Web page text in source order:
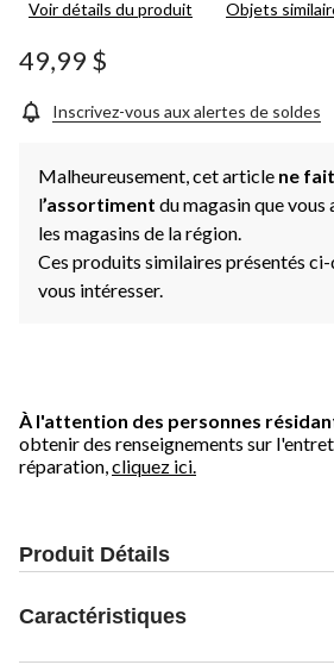
Voir détails du produit Objets
49,99 $
Inscrivez-vous aux alertes de soldes
Malheureusement, cet article ne
l’assortiment du magasin que
les magasins de la région.
Ces produits similaires présentés
vous intéresser.
À l'attention des personnes
obtenir des renseignements sur
réparation, cliquez ici.
Produit Détails
Caractéristiques